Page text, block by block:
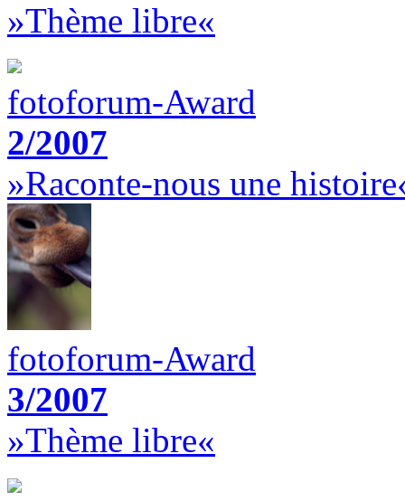
»Thème libre«
fotoforum-Award
2/2007
»Raconte-nous une
fotoforum-Award
3/2007
»Thème libre«